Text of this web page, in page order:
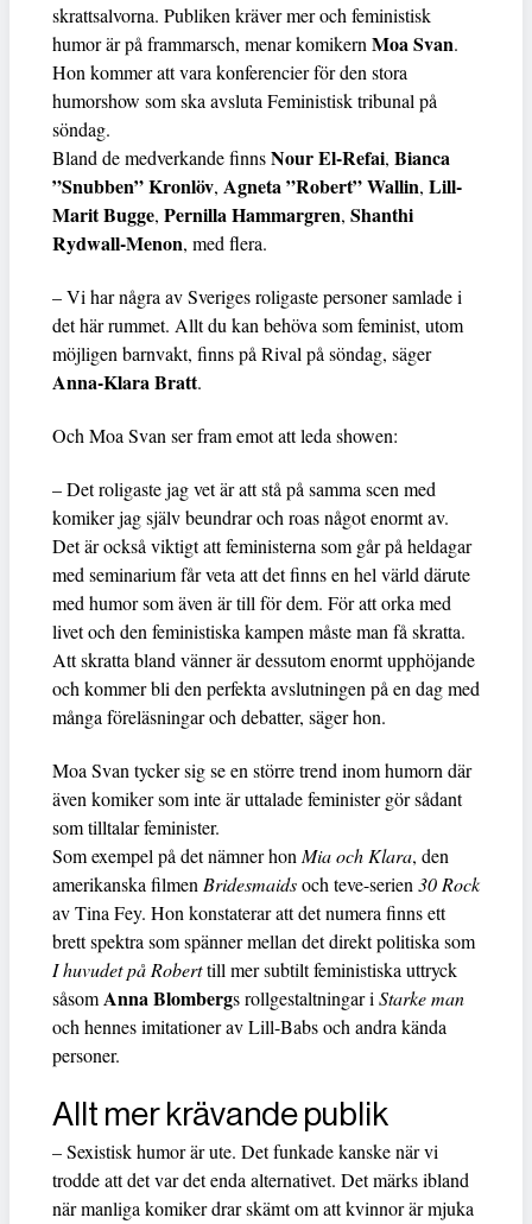
skrattsalvorna. Publiken kräver mer och feministisk
humor är på frammarsch, menar komikern Moa Svan.
Hon kommer att vara konferencier för den stora
humorshow som ska avsluta Feministisk tribunal på
söndag.
Bland de medverkande finnsNour El-Refai, Bianca
”Snubben” Kronlöv, Agneta ”Robert” Wallin, Lill-
Marit Bugge, Pernilla Hammargren, Shanthi
Rydwall-Menon, med flera.
– Vi har några av Sveriges roligaste personer samlade i
det här rummet. Allt du kan behöva som feminist, utom
möjligen barnvakt, finns på Rival på söndag, säger
Anna-Klara Bratt.
Och Moa Svan ser fram emot att leda showen:
– Det roligaste jag vet är att stå på samma scen med
komiker jag själv beundrar och roas något enormt av.
Det är också viktigt att feministerna som går på heldagar
med seminarium får veta att det finns en hel värld därute
med humor som även är till för dem. För att orka med
livet och den feministiska kampen måste man få skratta.
Att skratta bland vänner är dessutom enormt upphöjande
och kommer bli den perfekta avslutningen på en dag med
många föreläsningar och debatter, säger hon.
Moa Svan tycker sig se en större trend inom humorn där
även komiker som inte är uttalade feminister gör sådant
som tilltalar feminister.
Som exempel på det nämner hon Mia och Klara, den
amerikanska filmen Bridesmaidsoch teve-serien 30 Rock
av Tina Fey. Hon konstaterar att det numera finns ett
brett spektra som spänner mellan det direkt politiska som
I huvudet på Roberttill mer subtilt feministiska uttryck
såsomAnna Blombergs rollgestaltningar i Starke man
och hennes imitationer av Lill-Babs och andra kända
personer.
Allt mer krävande publik
– Sexistisk humor är ute. Det funkade kanske när vi
trodde att det var det enda alternativet. Det märks ibland
när manliga komiker drar skämt om att kvinnor är mjuka